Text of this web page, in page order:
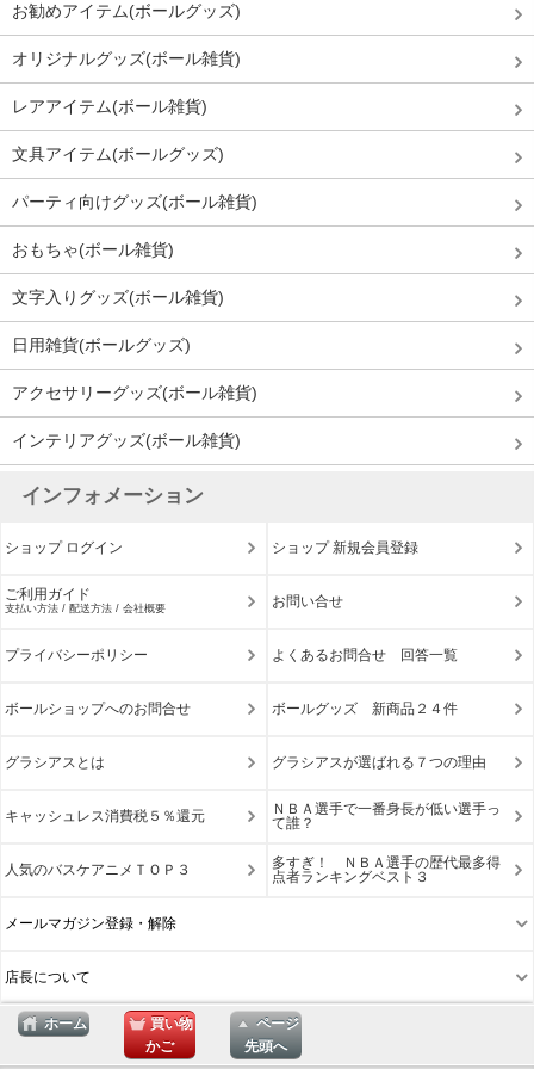
お勧めアイテム(ボールグッズ)
オリジナルグッズ(ボール雑貨)
レアアイテム(ボール雑貨)
文具アイテム(ボールグッズ)
パーティ向けグッズ(ボール雑貨)
おもちゃ(ボール雑貨)
文字入りグッズ(ボール雑貨)
日用雑貨(ボールグッズ)
アクセサリーグッズ(ボール雑貨)
インテリアグッズ(ボール雑貨)
インフォメーション
ショップ ログイン ショップ 新規会員登録
ご利用ガイド
支払い方法 / 配送方法 / 会社概要 お問い合せ
プライバシーポリシー よくあるお問合せ 回答一覧
ボールショップへのお問合せ ボールグッズ 新商品２４件
グラシアスとは グラシアスが選ばれる７つの理由
キャッシュレス消費税５％還元
ＮＢＡ選手で一番身長が低い選手っ
て誰？
人気のバスケアニメＴＯＰ３
多すぎ！ ＮＢＡ選手の歴代最多得
点者ランキングベスト３
メールマガジン登録・解除
店長について
ホーム
買い物
かご
ページ
先頭へ